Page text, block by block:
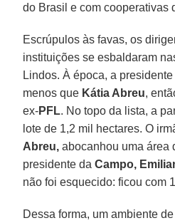
do Brasil e com cooperativas
Escrúpulos às favas, os
instituições se esbaldaram
Lindos. À época, a presidente
menos que Kátia Abreu,
ex-PFL. No topo da lista, a
lote de 1,2 mil hectares. O
Abreu, abocanhou uma área
presidente daCampo,
não foi esquecido: ficou com
Dessa forma, um ambiente